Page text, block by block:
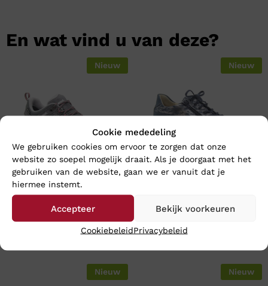
Cookie mededeling
We gebruiken cookies om ervoor te zorgen dat onze
website zo soepel mogelijk draait. Als je doorgaat met het
gebruiken van de website, gaan we er vanuit dat je
hiermee instemt.
Accepteer Bekijk voorkeuren
CookiebeleidPrivacybeleid
En wat vind u van deze?
Nieuw
Meindl LITE TRAIL LADY GTX
209,95
Nieuw
Wijdte H
€ 249,95
Nieuw Nieuw